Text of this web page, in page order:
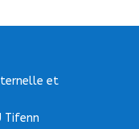
et
Tifenn